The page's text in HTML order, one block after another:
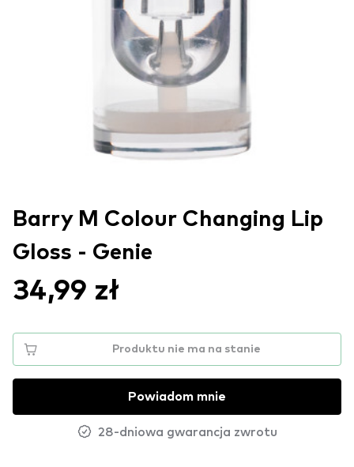
Barry M Colour Changing Lip
Gloss - Genie
34,99 zł
Produktu nie ma na stanie
Powiadom mnie
28-dniowa gwarancja zwrotu